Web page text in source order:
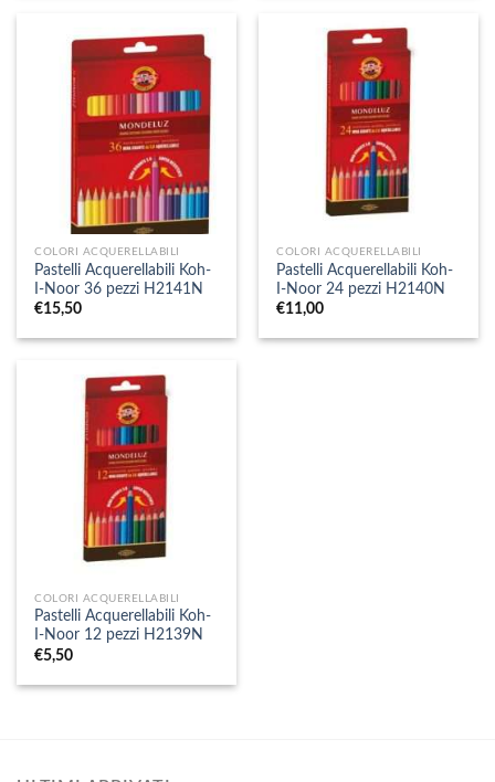
COLORI ACQUERELLABILI
Pastelli Acquerellabili Koh-
I-Noor 36 pezzi H2141N
€15,50
COLORI ACQUERELLABILI
Pastelli Acquerellabili Koh-
I-Noor 24 pezzi H2140N
€11,00
COLORI ACQUERELLABILI
Pastelli Acquerellabili Koh-
I-Noor 12 pezzi H2139N
€5,50